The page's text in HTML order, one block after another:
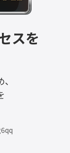
スを